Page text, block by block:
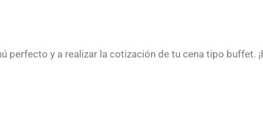
perfecto y a realizar la cotización de tu cena tipo buffet.